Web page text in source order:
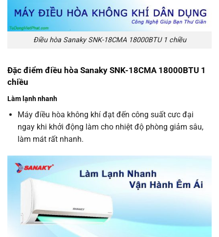
Điều hòa Sanaky SNK-18CMA 18000BTU 1 chiều
Đặc điểm điều hòa Sanaky SNK-18CMA 18000BTU 1
chiều
Làm lạnh nhanh
Máy điều hòa không khí đạt đến công suất cưc đại
ngay khi khởi động làm cho nhiệt độ phòng giảm sâu,
làm mát rất nhanh.